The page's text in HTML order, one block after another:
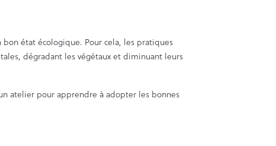
état écologique. Pour cela, les pratiques
dégradant les végétaux et diminuant leurs
atelier pour apprendre à adopter les bonnes